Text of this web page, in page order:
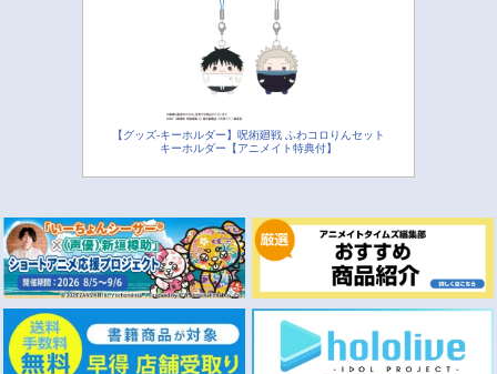
【グッズ-キーホルダー】呪術廻戦 ふわコロりんセット
キーホルダー【アニメイト特典付】